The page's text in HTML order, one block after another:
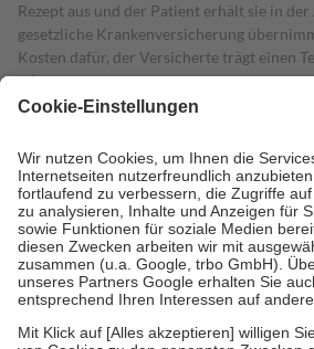
Rezept aus und der Patient erhält sie in
gesetzliche Krankenversicherung
Kosten dafür, der Versicherte trägt einen
mit.
Grundsätzlich leisten Mitglieder
höchstens zehn Euro.
Es sind jedoch nie
Kosten der Leistung zu entrichten.
Diese Regeln gelten grundsätzlich auch
Bei Heilmitteln und häuslicher
Zuzahlung zehn Prozent der Kosten sowie
Verordnung.
Um das Engagement der Versicherten für
stärken und die besondere Stellung der
fallenkeine Zuzahlungenan bei: